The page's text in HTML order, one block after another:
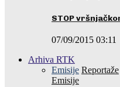
STOP
07/09/2015 03:11
Arhiva RTK
Emisije Reportaže
Emisije